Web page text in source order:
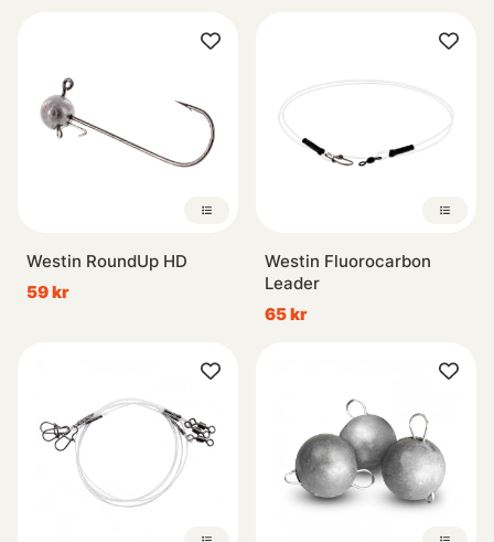
Westin RoundUp HD
59 kr
Westin Fluorocarbon
Leader
65 kr